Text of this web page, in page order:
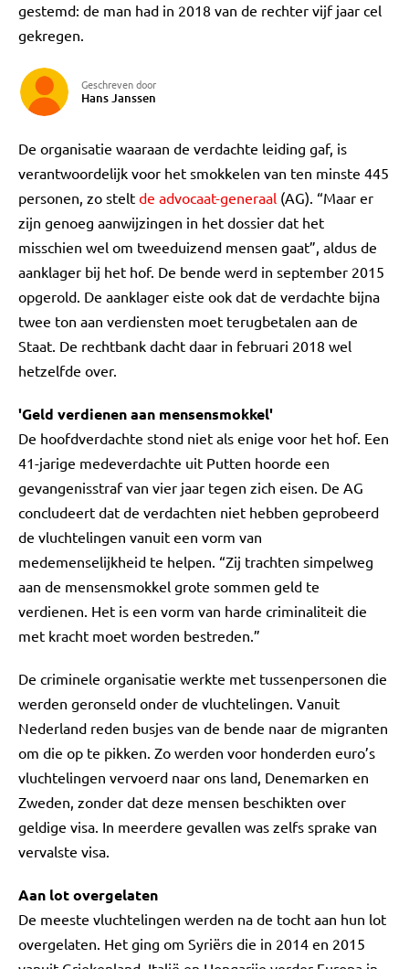
gestemd: de man had in 2018 van de rechter vijf jaar cel
gekregen.
Geschreven door
Hans Janssen
De organisatie waaraan de verdachte leiding gaf, is
verantwoordelijk voor het smokkelen van ten minste 445
personen, zo stelt de advocaat-generaal (AG). “Maar er
zijn genoeg aanwijzingen in het dossier dat het
misschien wel om tweeduizend mensen gaat”, aldus de
aanklager bij het hof. De bende werd in september 2015
opgerold. De aanklager eiste ook dat de verdachte bijna
twee ton aan verdiensten moet terugbetalen aan de
Staat. De rechtbank dacht daar in februari 2018 wel
hetzelfde over.
'Geld verdienen aan mensensmokkel'
De hoofdverdachte stond niet als enige voor het hof. Een
41-jarige medeverdachte uit Putten hoorde een
gevangenisstraf van vier jaar tegen zich eisen. De AG
concludeert dat de verdachten niet hebben geprobeerd
de vluchtelingen vanuit een vorm van
medemenselijkheid te helpen. “Zij trachten simpelweg
aan de mensensmokkel grote sommen geld te
verdienen. Het is een vorm van harde criminaliteit die
met kracht moet worden bestreden.”
De criminele organisatie werkte met tussenpersonen die
werden geronseld onder de vluchtelingen. Vanuit
Nederland reden busjes van de bende naar de migranten
om die op te pikken. Zo werden voor honderden euro’s
vluchtelingen vervoerd naar ons land, Denemarken en
Zweden, zonder dat deze mensen beschikten over
geldige visa. In meerdere gevallen was zelfs sprake van
vervalste visa.
Aan lot overgelaten
De meeste vluchtelingen werden na de tocht aan hun lot
overgelaten. Het ging om Syriërs die in 2014 en 2015